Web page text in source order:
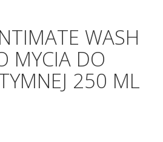
WASH
MYCIA DO
250 ML